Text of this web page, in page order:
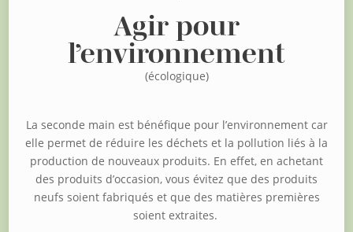
Agir pour
l’environnement
(écologique)
La seconde main est bénéfique pour l’environnement car
elle permet de réduire les déchets et la pollution liés à la
production de nouveaux produits. En effet, en achetant
des produits d’occasion, vous évitez que des produits
neufs soient fabriqués et que des matières premières
soient extraites.